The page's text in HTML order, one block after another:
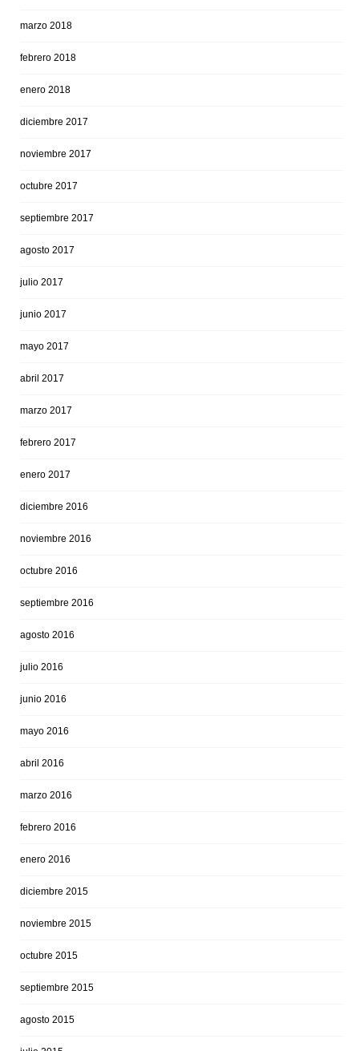
marzo 2018
febrero 2018
enero 2018
diciembre 2017
noviembre 2017
octubre 2017
septiembre 2017
agosto 2017
julio 2017
junio 2017
mayo 2017
abril 2017
marzo 2017
febrero 2017
enero 2017
diciembre 2016
noviembre 2016
octubre 2016
septiembre 2016
agosto 2016
julio 2016
junio 2016
mayo 2016
abril 2016
marzo 2016
febrero 2016
enero 2016
diciembre 2015
noviembre 2015
octubre 2015
septiembre 2015
agosto 2015